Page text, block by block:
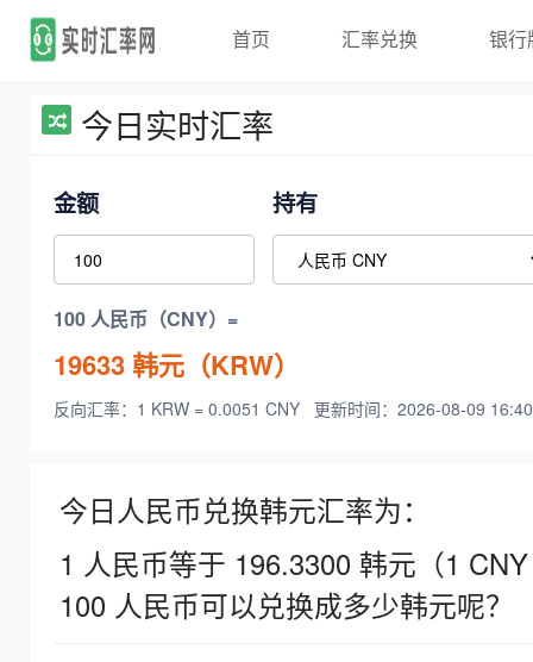
首页 汇率兑换 银行
今日实时汇率
金额 持有
100 人民币（CNY）=
19633韩元（KRW）
反向汇率：1 KRW = 0.0051 CNY 更新时间：2026-08-09
今日人民币兑换韩元汇率为：
1 人民币等于 196.3300 韩元（1
100 人民币可以兑换成多少韩元呢？